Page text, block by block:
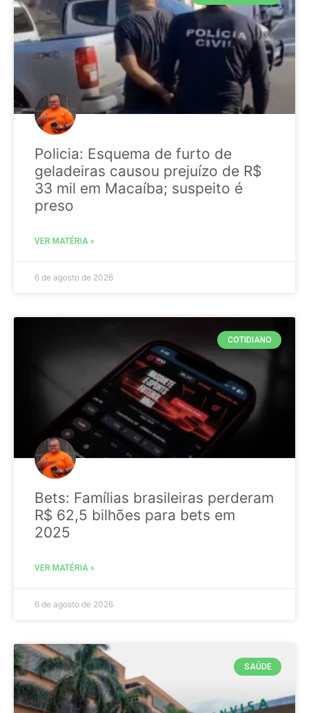
Policia: Esquema de furto de
geladeiras causou prejuízo de R$
33 mil em Macaíba; suspeito é
preso
VER MATÉRIA »
6 de agosto de 2026
COTIDIANO
Bets: Famílias brasileiras perderam
R$ 62,5 bilhões para bets em
2025
VER MATÉRIA »
6 de agosto de 2026
SAÚDE